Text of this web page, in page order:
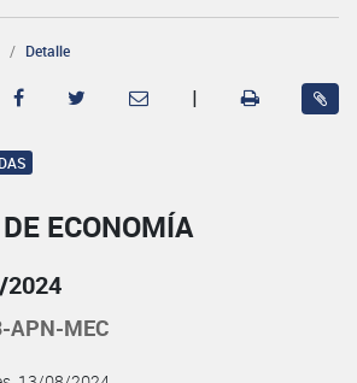
Detalle
|
ECONOMÍA
2024
APN-MEC